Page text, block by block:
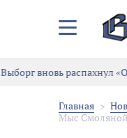
Закрыть/
меню
Выборг вновь распахнул
Главная
Мыс Смоляной